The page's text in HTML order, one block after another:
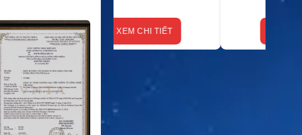
XEM CHI TIẾT XEM CHI TIẾT